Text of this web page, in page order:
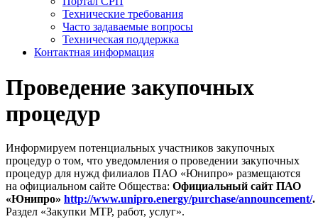
Технические требования
Часто задаваемые вопросы
Техническая поддержка
Контактная информация
Проведение закупочных
процедур
Информируем потенциальных участников закупочных
процедур о том, что уведомления о проведении закупочных
процедур для нужд филиалов ПАО «Юнипро» размещаются
на официальном сайте Общества: Официальный сайт ПАО
«Юнипро» http://www.unipro.energy/purchase/announcement/.
Раздел «Закупки МТР, работ, услуг».